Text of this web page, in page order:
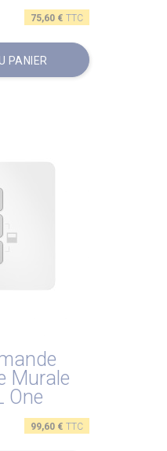
Prix
75,60 € TTC
PANIER
Murale
One
Prix
99,60 € TTC